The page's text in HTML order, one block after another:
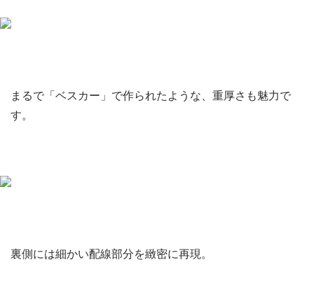
まるで「ベスカー」で作られたような、重厚さも魅力で
す。
裏側には細かい配線部分を緻密に再現。